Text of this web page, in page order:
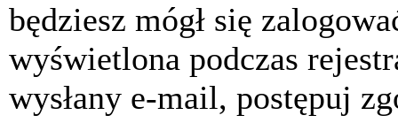
będziesz mógł się
wyświetlona podczas
wysłany e-mail, postępuj